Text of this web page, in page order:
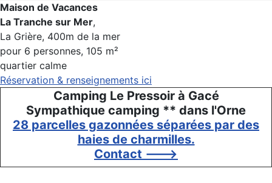
Maison de Vacances
La Tranche sur Mer,
La Grière, 400m de la mer
pour 6 personnes, 105 m²
quartier calme
Réservation & renseignements ici
Camping Le Pressoir à Gacé
Sympathique camping ** dans l'Orne
28 parcelles gazonnées séparées par des
haies de charmilles.
Contact --->